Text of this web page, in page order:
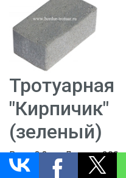
(зеленый)
Вес - 3,3 кг. Длина -
80 мм.